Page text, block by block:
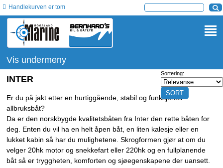
Handlekurven er tom
Vis undermeny
INTER
Er du på jakt etter en hurtiggående, stabil og funksjonell
allbruksbåt?
Da er den norskbygde kvalitetsbåten fra Inter den rette båten for
deg. Enten du vil ha en helt åpen båt, en liten kalesje eller en
lukket kabin så har du mulighetene. Skrogformen gjør at om du
velger 20hk motor og snekkefart eller 220hk og en fullplanende
båt så er tryggheten, komforten og sjøegenskapene der uansett.
Sortering: